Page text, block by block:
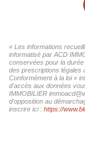
« Les informations
informatisé par ACD
conservées pour la
des prescriptions légales
Conformément à la loi «
d'accès aux données
IMMOBILIER
d'opposition au
inscrire ici : https://